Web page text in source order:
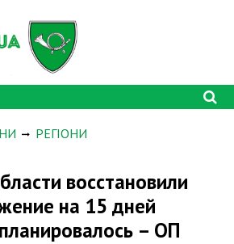
РЕГІОНИ
восстановили
на 15 дней
– ОП